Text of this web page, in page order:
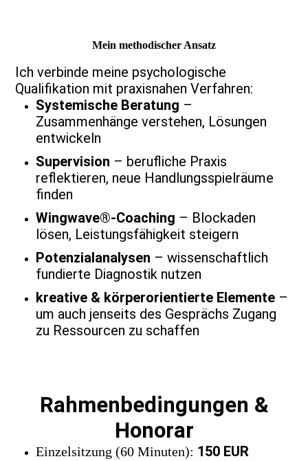
Mein methodischer Ansatz
Ich verbinde meine psychologische
Qualifikation mit praxisnahen Verfahren:
Systemische Beratung –
Zusammenhänge verstehen, Lösungen
entwickeln
Supervision – berufliche Praxis
reflektieren, neue Handlungsspielräume
finden
Wingwave®-Coaching – Blockaden
lösen, Leistungsfähigkeit steigern
Potenzialanalysen – wissenschaftlich
fundierte Diagnostik nutzen
kreative & körperorientierte Elemente –
um auch jenseits des Gesprächs Zugang
zu Ressourcen zu schaffen
Rahmenbedingungen &
Honorar
Einzelsitzung (60 Minuten): 150 EUR